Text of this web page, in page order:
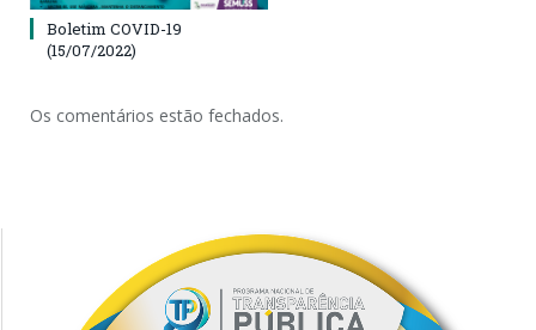
Boletim COVID-19
(15/07/2022)
Os comentários estão fechados.